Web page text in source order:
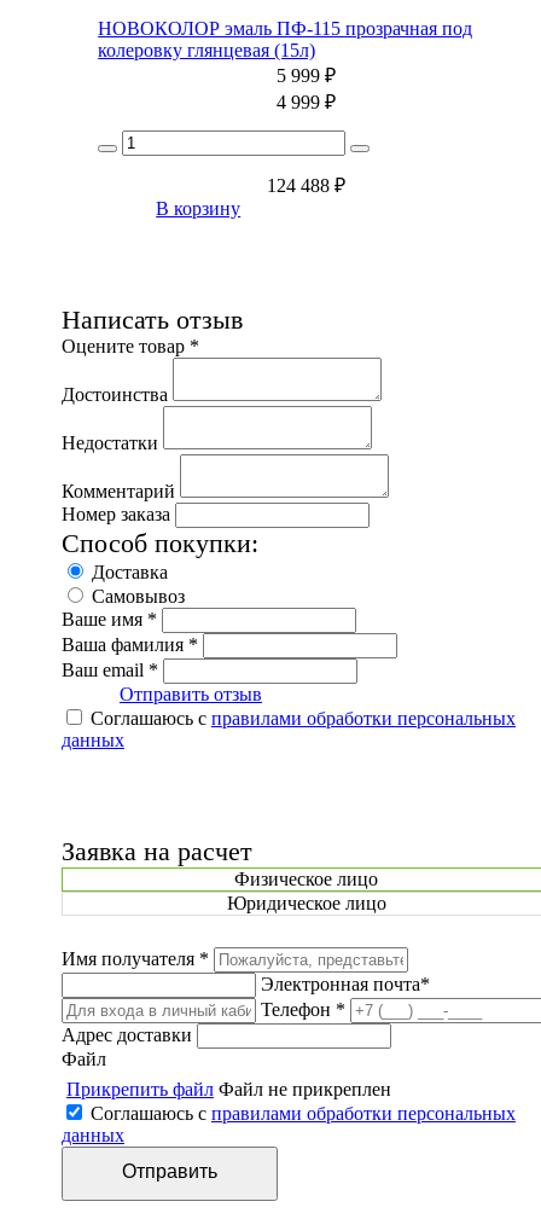
НОВОКОЛОР эмаль ПФ-115 прозрачная под
колеровку глянцевая (15л)
5 999 ₽
4 999 ₽
124 488 ₽
В корзину
Написать отзыв
Оцените товар *
Достоинства
Недостатки
Комментарий
Номер заказа
Способ покупки:
Доставка
Самовывоз
Ваше имя *
Ваша фамилия *
Ваш email *
Отправить отзыв
Соглашаюсь с правилами обработки персональных
данных
Заявка на расчет
Физическое лицо
Юридическое лицо
Имя получателя *
Электронная почта*
Телефон *
Адрес доставки
Файл
Прикрепить файл Файл не прикреплен
Соглашаюсь с правилами обработки персональных
данных